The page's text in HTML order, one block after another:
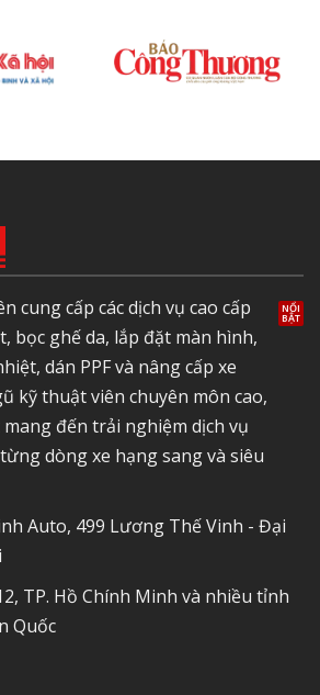
cung cấp các dịch vụ cao cấp
bọc ghế da, lắp đặt màn hình,
dán PPF và nâng cấp xe
kỹ thuật viên chuyên môn cao,
đến trải nghiệm dịch vụ
dòng xe hạng sang và siêu
Auto, 499 Lương Thế Vinh - Đại
TP. Hồ Chính Minh và nhiều tỉnh
Quốc